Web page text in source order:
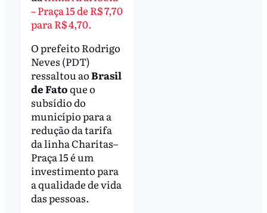
– Praça 15 de R$ 7,70
para R$ 4,70.
O prefeito Rodrigo
Neves (PDT)
ressaltou aoBrasil
de Fatoque o
subsídio do
município para a
redução da tarifa
da linha Charitas–
Praça 15 é um
investimento para
a qualidade de vida
das pessoas.